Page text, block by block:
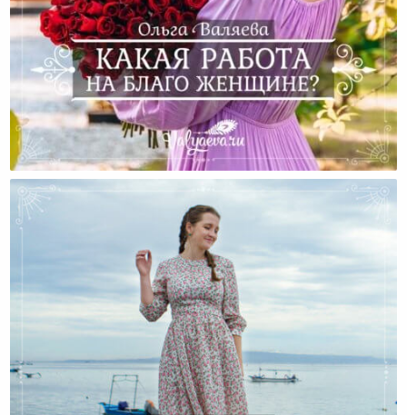
Какая Работа На Благо Женщине?